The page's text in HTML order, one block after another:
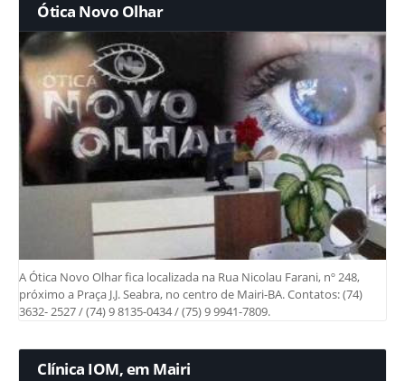
Ótica Novo Olhar
A Ótica Novo Olhar fica localizada na Rua Nicolau Farani, nº 248,
próximo a Praça J.J. Seabra, no centro de Mairi-BA. Contatos: (74)
3632- 2527 / (74) 9 8135-0434 / (75) 9 9941-7809.
Clínica IOM, em Mairi